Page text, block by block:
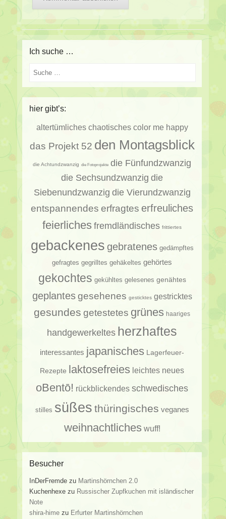
Ich suche …
Suche
hier gibt’s:
altertümliches chaotisches color me happy
das Projekt 52 den Montagsblick
die Achtundzwanzig die Fotoprojekte die Fünfundzwanzig
die Sechsundzwanzig die
Siebenundzwanzig die Vierundzwanzig
entspannendes erfragtes erfreuliches
feierliches fremdländisches frittiertes
gebackenes gebratenes gedämpftes
gefragtes gegrilltes gehäkeltes gehörtes
gekochtes gekühltes gelesenes genähtes
geplantesgesehenes gesticktes gestricktes
gesundes getestetes grünes haariges
handgewerkeltes herzhaftes
interessantes japanisches Lagerfeuer-
Rezepte laktosefreies leichtes neues
oBentō! rückblickendes schwedisches
stilles süßes thüringisches veganes
weihnachtliches wuff!
Besucher
InDerFremde zu Martinshörnchen 2.0
Kuchenhexe zu Russischer Zupfkuchen mit isländischer
Note
shira-hime zu Erfurter Martinshörnchen